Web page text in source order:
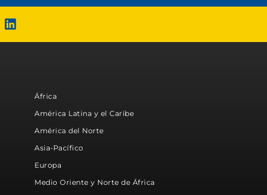
África
América Latina y el Caribe
América del Norte
Asia-Pacífico
Europa
Medio Oriente y Norte de África